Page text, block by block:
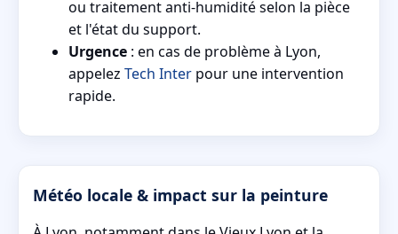
ou traitement anti-humidité selon la pièce
et l'état du support.
Urgence : en cas de problème à Lyon,
appelez Tech Inter pour une intervention
rapide.
Météo locale & impact sur la peinture